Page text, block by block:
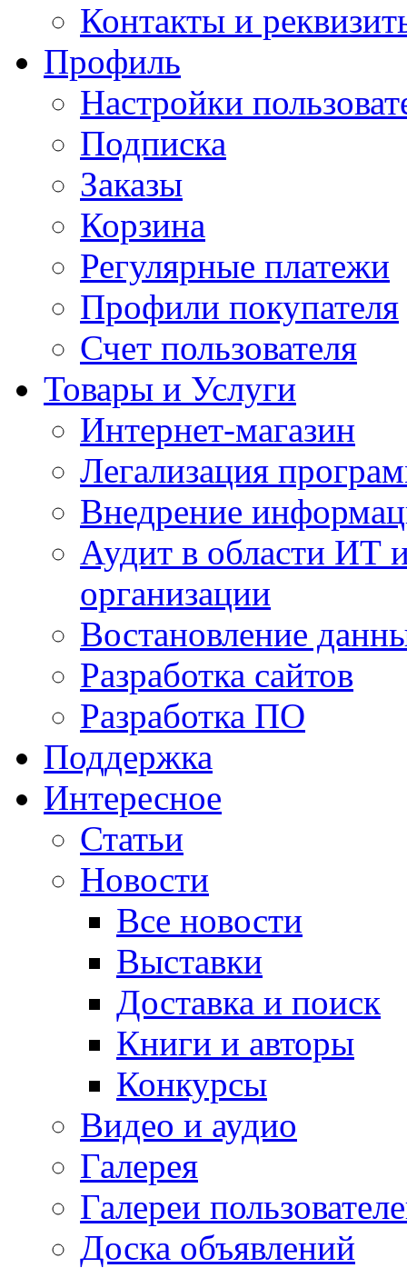
Контакты и
Профиль
Настройки
Подписка
Заказы
Корзина
Регулярные платежи
Профили покупателя
Счет пользователя
Товары и Услуги
Интернет-магазин
Легализация
Внедрение
Аудит в области ИТ
организации
Востановление
Разработка сайтов
Разработка ПО
Поддержка
Интересное
Статьи
Новости
Все новости
Выставки
Доставка и поиск
Книги и авторы
Конкурсы
Видео и аудио
Галерея
Галереи
Доска объявлений